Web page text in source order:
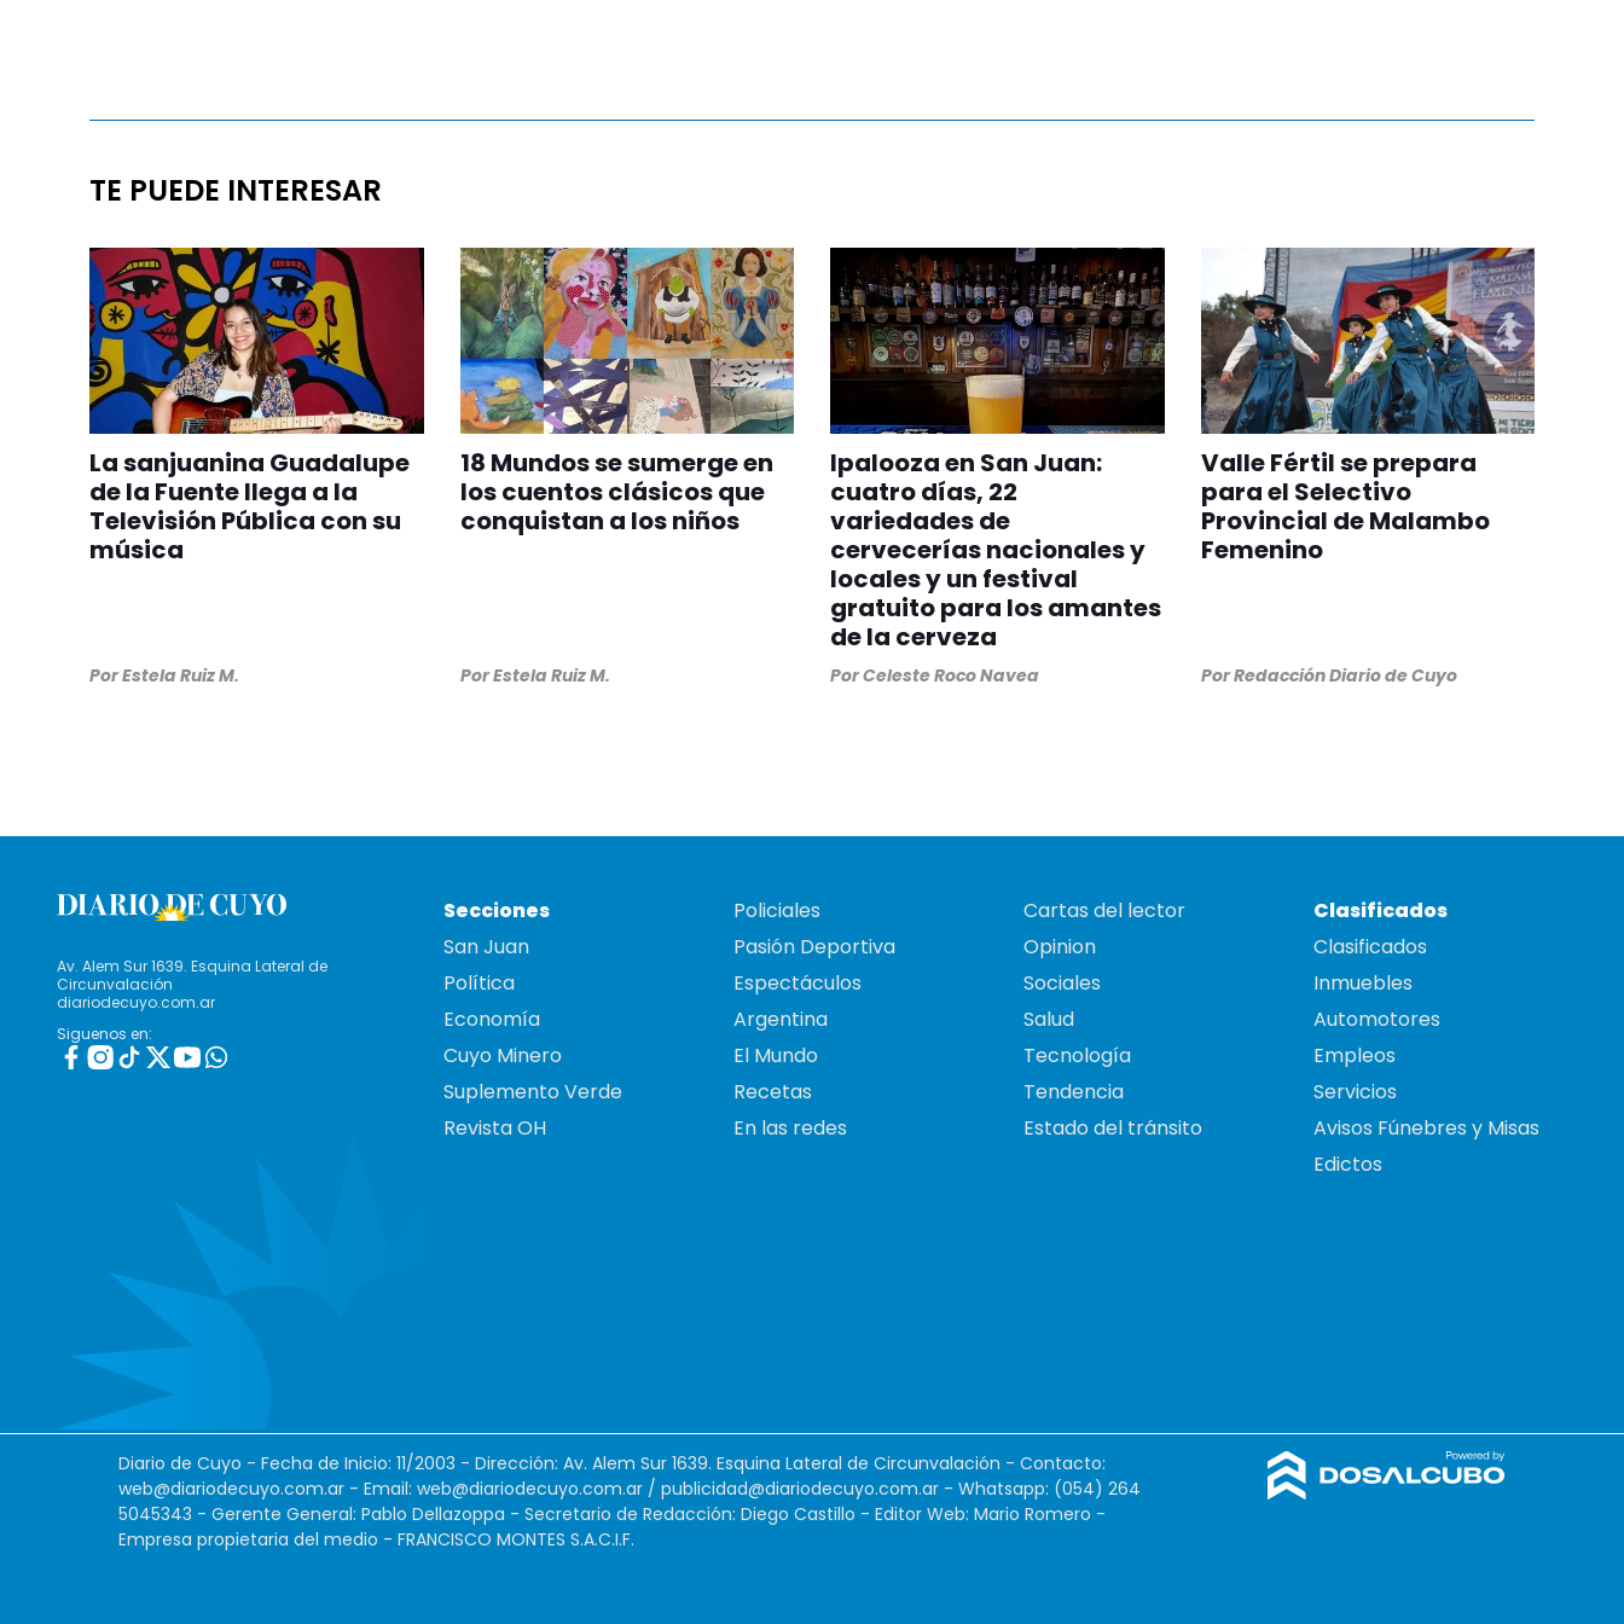
TE PUEDE INTERESAR
La sanjuanina Guadalupe
de la Fuente llega a la
Televisión Pública con su
música
PorEstela Ruiz M.
18 Mundos se sumerge en
los cuentos clásicos que
conquistan a los niños
PorEstela Ruiz M.
Ipalooza en San Juan:
cuatro días, 22
variedades de
cervecerías nacionales y
locales y un festival
gratuito para los amantes
de la cerveza
PorCeleste Roco Navea
Valle Fértil se prepara
para el Selectivo
Provincial de Malambo
Femenino
PorRedacción Diario de Cuyo
Av. Alem Sur 1639. Esquina Lateral de
Circunvalación
diariodecuyo.com.ar
Siguenos en:
Secciones
San Juan
Política
Economía
Cuyo Minero
Suplemento Verde
Revista OH
Policiales
Pasión Deportiva
Espectáculos
Argentina
El Mundo
Recetas
En las redes
Cartas del lector
Opinion
Sociales
Salud
Tecnología
Tendencia
Estado del tránsito
Clasificados
Clasificados
Inmuebles
Automotores
Empleos
Servicios
Avisos Fúnebres y Misas
Edictos
Diario de Cuyo - Fecha de Inicio: 11/2003 - Dirección: Av. Alem Sur 1639. Esquina Lateral de Circunvalación - Contacto:
web@diariodecuyo.com.ar - Email: web@diariodecuyo.com.ar / publicidad@diariodecuyo.com.ar - Whatsapp: (054) 264
5045343 - Gerente General: Pablo Dellazoppa - Secretario de Redacción: Diego Castillo - Editor Web: Mario Romero -
Empresa propietaria del medio - FRANCISCO MONTES S.A.C.I.F.